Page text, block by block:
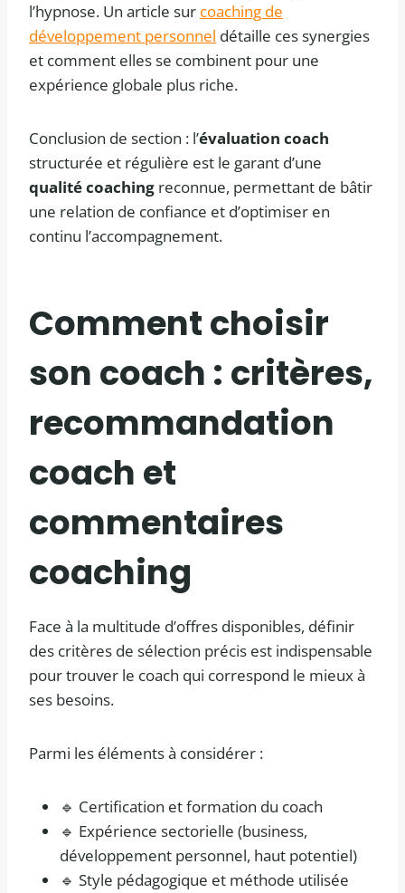
l’hypnose. Un article sur coaching de
développement personnel détaille ces synergies
et comment elles se combinent pour une
expérience globale plus riche.
Conclusion de section : l’évaluation coach
structurée et régulière est le garant d’une
qualité coaching reconnue, permettant de bâtir
une relation de confiance et d’optimiser en
continu l’accompagnement.
Comment choisir
son coach : critères,
recommandation
coach et
commentaires
coaching
Face à la multitude d’offres disponibles, définir
des critères de sélection précis est indispensable
pour trouver le coach qui correspond le mieux à
ses besoins.
Parmi les éléments à considérer :
🔹 Certification et formation du coach
🔹 Expérience sectorielle (business,
développement personnel, haut potentiel)
🔹 Style pédagogique et méthode utilisée